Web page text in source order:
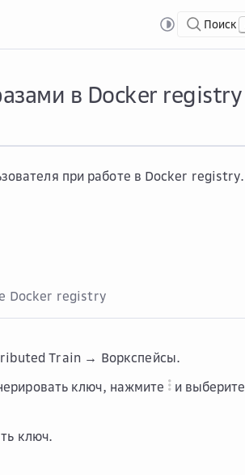
Поиск
в Docker registry
при работе в Docker registry.
Docker registry
Train → Воркспейсы.
ключ, нажмите
и выберите
ключ.